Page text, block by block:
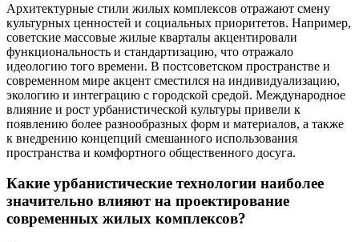
Архитектурные стили жилых комплексов отражают смену
культурных ценностей и социальных приоритетов. Например,
советские массовые жилые кварталы акцентировали
функциональность и стандартизацию, что отражало
идеологию того времени. В постсоветском пространстве и
современном мире акцент сместился на индивидуализацию,
экологию и интеграцию с городской средой. Международное
влияние и рост урбанистической культуры привели к
появлению более разнообразных форм и материалов, а также
к внедрению концепций смешанного использования
пространства и комфортного общественного досуга.
Какие урбанистические технологии наиболее
значительно влияют на проектирование
современных жилых комплексов?